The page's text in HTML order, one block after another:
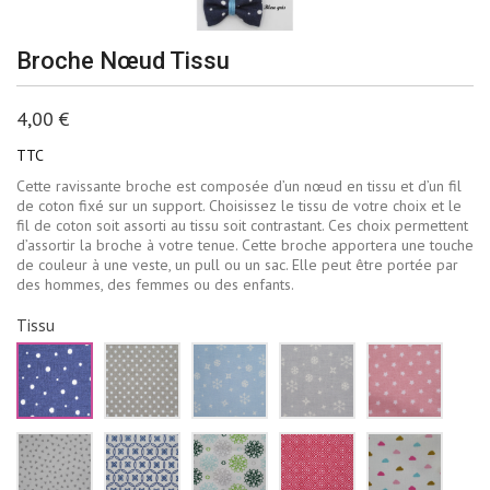
Broche Nœud Tissu
4,00 €
TTC
Cette ravissante broche est composée d’un nœud en tissu et d’un fil
de coton fixé sur un support. Choisissez le tissu de votre choix et le
fil de coton soit assorti au tissu soit contrastant. Ces choix permettent
d’assortir la broche à votre tenue. Cette broche apportera une touche
de couleur à une veste, un pull ou un sac. Elle peut être portée par
des hommes, des femmes ou des enfants.
Tissu
Bleu
marine
pois
blancs
Beige
pois
blancs
flocons
neige
blancs
Gris
pâle
flocons
neige
blancs
étoiles
Blanc
triangles
gris
Blanc
fleurs
bleu
Blanc
fleur
vertes
Rouge
losanges
blancs